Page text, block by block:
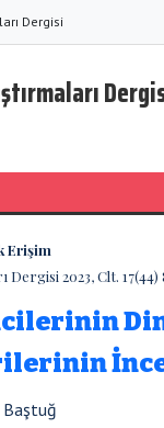
Dergisi
Erişim
2023, Clt. 17(44)